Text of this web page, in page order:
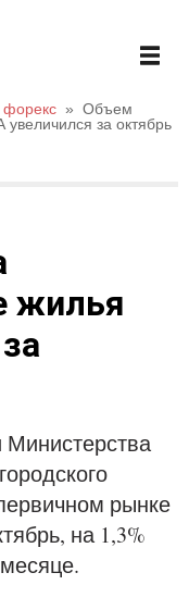
форекс » Объем
за октябрь
жилья
рынке
на 1,3%